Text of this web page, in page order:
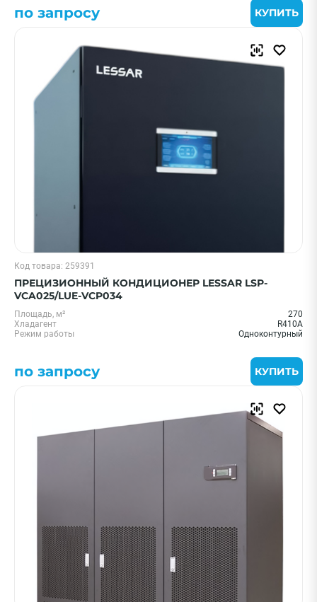
по запросу КУПИТЬ
Код товара: 259391
ПРЕЦИЗИОННЫЙ КОНДИЦИОНЕР LESSAR LSP-
VCA025/LUE-VCP034
Площадь, м²
270
Хладагент
R410A
Режим работы
Одноконтурный
по запросу КУПИТЬ